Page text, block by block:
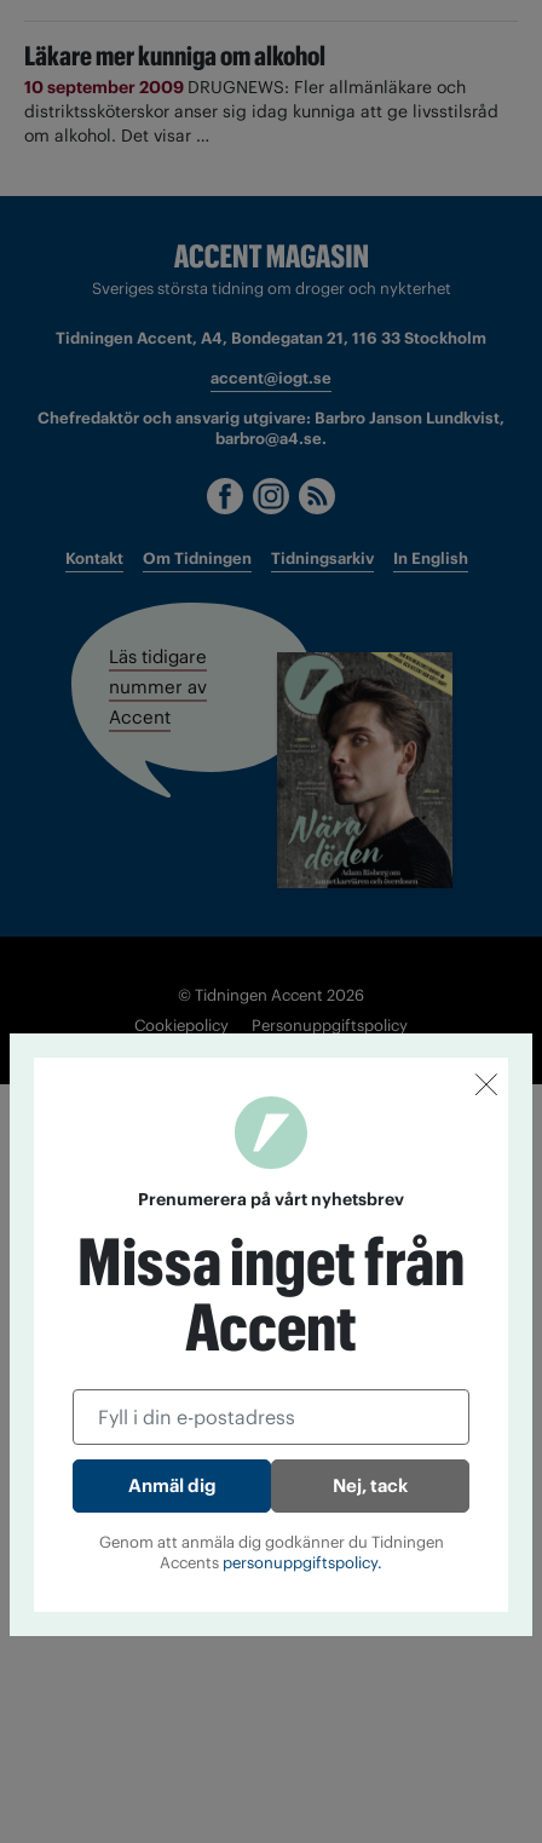
Läkare mer kunniga om alkohol
10 september 2009 DRUGNEWS: Fler allmänläkare och
distriktssköterskor anser sig idag kunniga att ge livsstilsråd
om alkohol. Det visar …
Sveriges största tidning om droger och nykterhet
Tidningen Accent, A4, Bondegatan 21, 116 33 Stockholm
accent@iogt.se
Chefredaktör och ansvarig utgivare: Barbro Janson Lundkvist,
barbro@a4.se.
Kontakt Om Tidningen Tidningsarkiv In English
Läs tidigare
nummer av
Accent
© Tidningen Accent 2026
Cookiepolicy
Personuppgiftspolicy
Prenumerera på vårt nyhetsbrev
Missa inget från
Accent
Nej, tack
Genom att anmäla dig godkänner du Tidningen
Accents personuppgiftspolicy.